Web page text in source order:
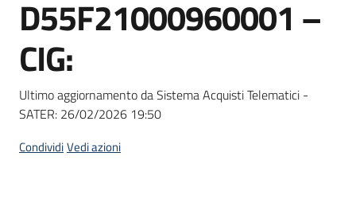
D55F21000960001 –
CIG:
Ultimo aggiornamento da Sistema Acquisti Telematici -
SATER: 26/02/2026 19:50
CondividiVedi azioni